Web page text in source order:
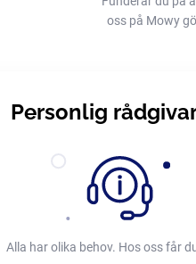
oss på Mowy
Personlig
Alla har olika behov. Hos oss får